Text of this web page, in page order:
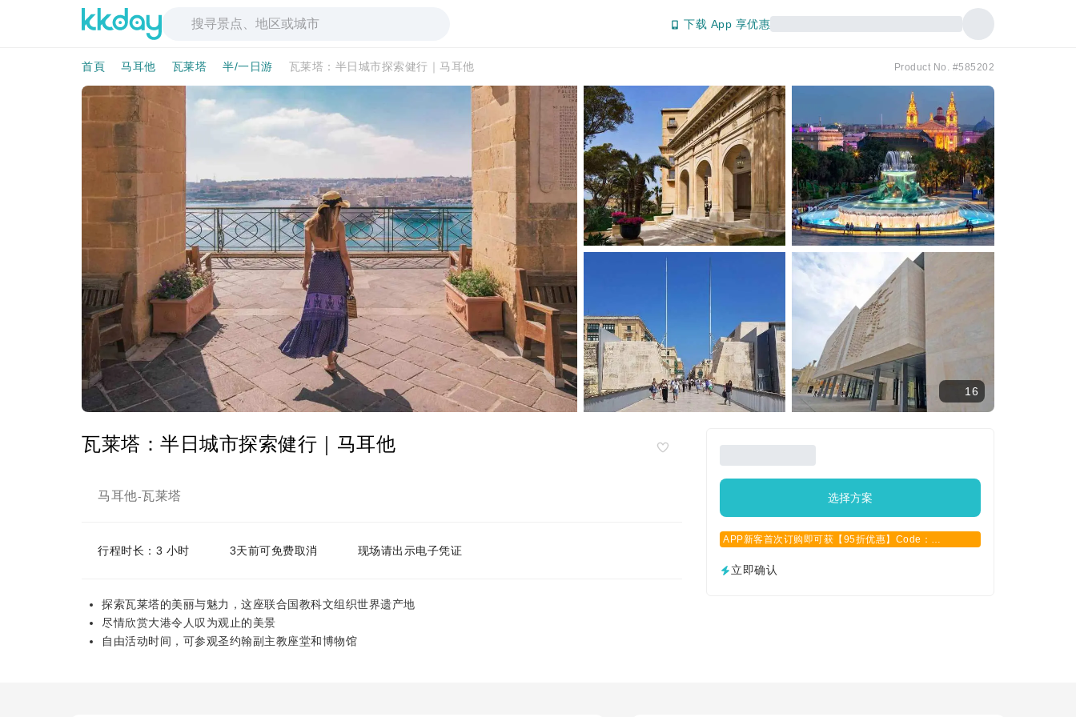
下载 App 享优惠
首頁 马耳他 瓦莱塔 半/一日游 瓦莱塔：半日城市探索健行｜马耳他 Product No. #585202
16
瓦莱塔：半日城市探索健行｜马耳他
马耳他-瓦莱塔
行程时长：3 小时 3天前可免费取消 现场请出示电子凭证
探索瓦莱塔的美丽与魅力，这座联合国教科文组织世界遗产地
尽情欣赏大港令人叹为观止的美景
自由活动时间，可参观圣约翰副主教座堂和博物馆
选择方案
APP新客首次订购即可获【95折优惠】Code：
立即确认